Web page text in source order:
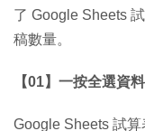
了 Google Sheets
稿數量。
【01】一按全選資料
Google Sheets 試